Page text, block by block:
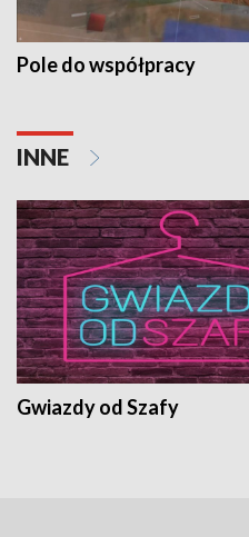
Pole do współpracy
INNE
Gwiazdy od Szafy